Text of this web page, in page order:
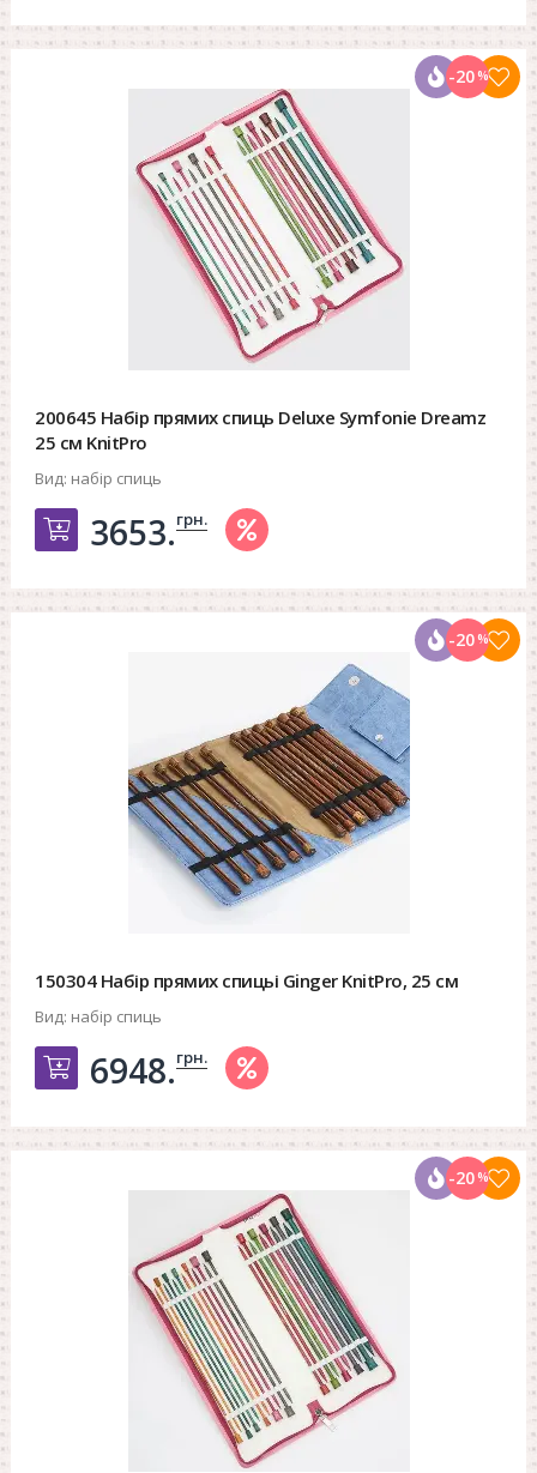
200645 Набір прямих спиць Deluxe Symfonie Dreamz
25 см KnitPro
Вид: набір спиць
Добавить в корзину
3653.грн.
-20%
150304 Набір прямих спицьі Ginger KnitPro, 25 см
Вид: набір спиць
Добавить в корзину
6948.грн.
-20%
-20%